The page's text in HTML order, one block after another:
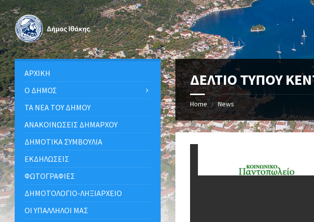
ΔΕΛΤΙΟ ΤΥΠΟΥ
Home News
ΑΡΧΙΚΉ
Ο ΔΉΜΟΣ
ΤΑ ΝΈΑ ΤΟΥ ΔΉΜΟΥ
ΑΝΑΚΟΙΝΩΣΕΙΣ ΔΗΜΑΡΧΟΥ
ΔΗΜΟΤΙΚΆ ΣΥΜΒΟΎΛΙΑ
ΕΚΔΗΛΏΣΕΙΣ
ΦΩΤΟΓΡΑΦΊΕΣ
ΔΗΜΟΤΟΛΌΓΙΟ-ΛΗΞΙΑΡΧΕΊΟ
ΟΙ ΥΠΆΛΛΗΛΟΙ ΜΑΣ